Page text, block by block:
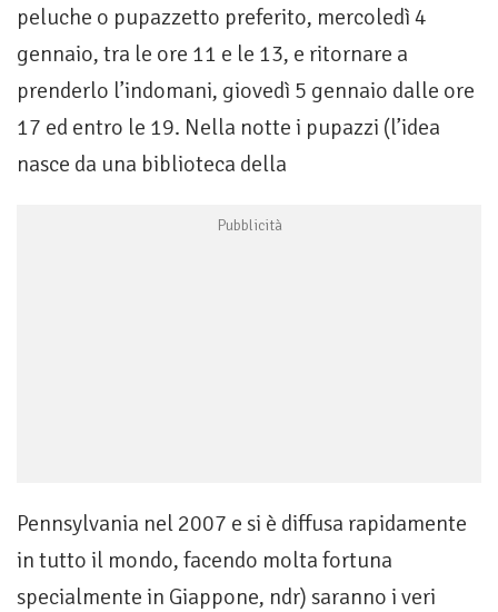
peluche o pupazzetto preferito, mercoledì 4
gennaio, tra le ore 11 e le 13, e ritornare a
prenderlo l’indomani, giovedì 5 gennaio dalle ore
17 ed entro le 19. Nella notte i pupazzi (l’idea
nasce da una biblioteca della
Pennsylvania nel 2007 e si è diffusa rapidamente
in tutto il mondo, facendo molta fortuna
specialmente in Giappone, ndr) saranno i veri